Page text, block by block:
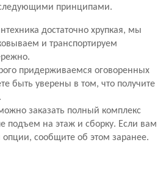
принципами.
достаточно хрупкая, мы
и транспортируем
придерживаемся оговоренных
быть уверены в том, что получите
заказать полный комплекс
подъем на этаж и сборку. Если вам
сообщите об этом заранее.